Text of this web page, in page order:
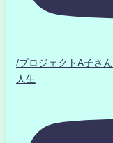
/プロジェクトA子さ
人生